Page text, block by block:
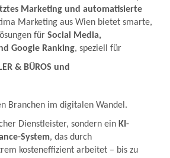
Marketing und automatisierte
Marketing aus Wien bietet smarte,
für Social Media,
Google Ranking, speziell für
& BÜROS und
Branchen im digitalen Wandel.
Dienstleister, sondern ein KI-
System, das durch
kosteneffizient arbeitet – bis zu